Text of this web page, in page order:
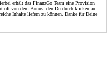
erhält das FinanzGo Team eine Provision
oft von dem Bonus, den Du durch klicken auf
Inhalte liefern zu können. Danke für Deine